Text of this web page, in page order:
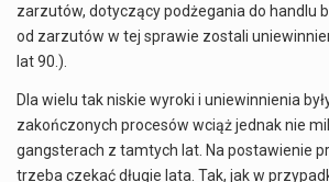
zarzutów, dotyczący podżegania do handlu
od zarzutów w tej sprawie zostali
lat 90.).
Dla wielu tak niskie wyroki i uniewinnienia
zakończonych procesów wciąż jednak nie
gangsterach z tamtych lat. Na postawienie
trzeba czekać długie lata. Tak, jak w